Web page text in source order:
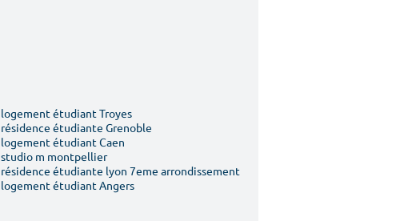
logement étudiant Troyes
résidence étudiante Grenoble
logement étudiant Caen
studio m montpellier
résidence étudiante lyon 7eme arrondissement
logement étudiant Angers